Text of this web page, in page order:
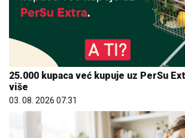
25.000 kupaca već kupuje uz PerSu
više
03. 08. 2026 07:31